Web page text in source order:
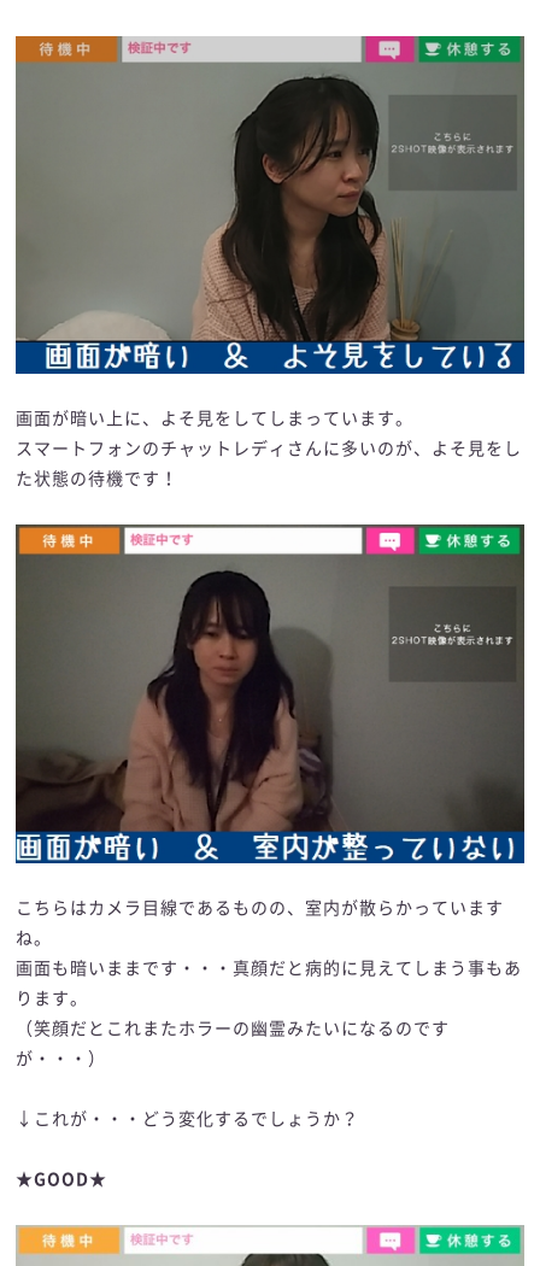
画面が暗い上に、よそ見をしてしまっています。
スマートフォンのチャットレディさんに多いのが、よそ見をし
た状態の待機です！
こちらはカメラ目線であるものの、室内が散らかっています
ね。
画面も暗いままです・・・真顔だと病的に見えてしまう事もあ
ります。
（笑顔だとこれまたホラーの幽霊みたいになるのです
が・・・）
↓これが・・・どう変化するでしょうか？
★GOOD★